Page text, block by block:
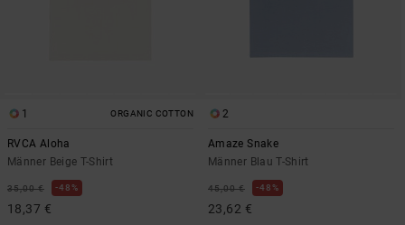
1 ORGANIC COTTON
RVCA Aloha
Männer Beige T-Shirt
35,00 € 48%
18,37 €
2
Amaze Snake
Männer Blau T-Shirt
45,00 € 48%
23,62 €